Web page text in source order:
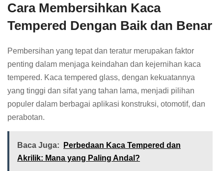
Cara Membersihkan Kaca
Tempered Dengan Baik dan Benar
Pembersihan yang tepat dan teratur merupakan faktor
penting dalam menjaga keindahan dan kejernihan kaca
tempered. Kaca tempered glass, dengan kekuatannya
yang tinggi dan sifat yang tahan lama, menjadi pilihan
populer dalam berbagai aplikasi konstruksi, otomotif, dan
perabotan.
Baca Juga:
Perbedaan Kaca Tempered dan
Akrilik: Mana yang Paling Andal?